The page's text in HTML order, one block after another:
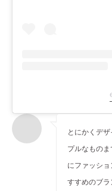
とにかくデ
プルなもの
にファッシ
すすめのブ